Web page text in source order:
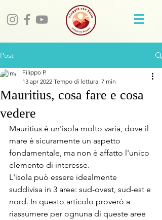
Post
Mauritius, cosa fare e cosa
vedere
Filippo P.
13 apr 2022 Tempo di lettura: 7 min
Mauritius è un'isola molto varia, dove il
mare è sicuramente un aspetto
fondamentale, ma non è affatto l'unico
elemento di interesse.
L'isola può essere idealmente
suddivisa in 3 aree: sud-ovest, sud-est e
nord. In questo articolo proverò a
riassumere per ognuna di queste aree